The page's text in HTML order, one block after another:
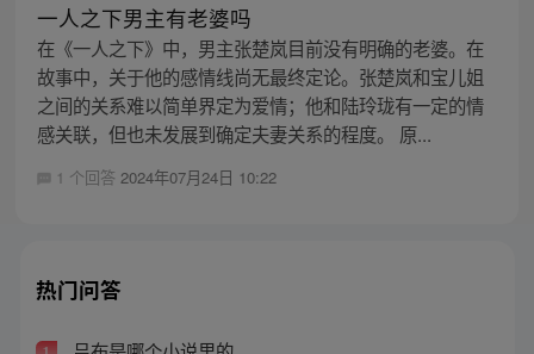
一人之下男主有老婆吗
在《一人之下》中，男主张楚岚目前没有明确的老婆。在
故事中，关于他的感情线尚无最终定论。张楚岚和宝儿姐
之间的关系难以简单界定为爱情；他和陆玲珑有一定的情
感关联，但也未发展到确定夫妻关系的程度。 原...
1 个回答 2024年07月24日 10:22
热门问答